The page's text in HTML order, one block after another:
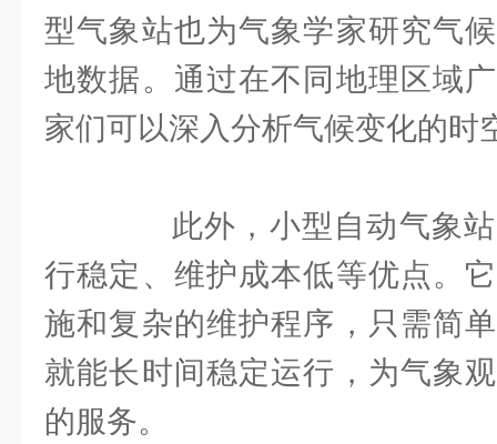
型气象站也为气象学家研究气
地数据。通过在不同地理区域
家们可以深入分析气候变化的时
此外，小型自动气象站
行稳定、维护成本低等优点。
施和复杂的维护程序，只需简
就能长时间稳定运行，为气象
的服务。